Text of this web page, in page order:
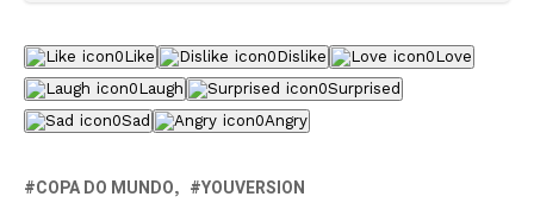
0Like 0Dislike 0Love
0Laugh 0Surprised
0Sad 0Angry
COPA DO MUNDO YOUVERSION